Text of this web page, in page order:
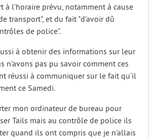
à l’horaire prévu, notamment à cause
transport", et du fait "d’avoir dû
de police".
à obtenir des informations sur leur
n’avons pas pu savoir comment ces
réussi à communiquer sur le fait qu’il
ce Samedi.
mon ordinateur de bureau pour
Tails mais au contrôle de police ils
quand ils ont compris que je n’allais